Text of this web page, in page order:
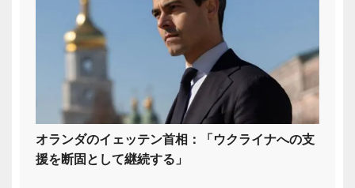
オランダのイェッテン首相：「ウクライナへの支
援を断固として継続する」